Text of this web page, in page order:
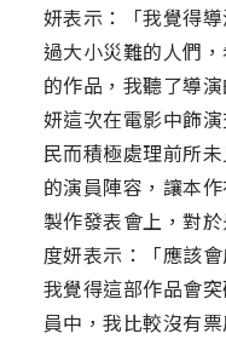
妍表示：「我覺得
過大小災難的人們
的作品，我聽了導
妍這次在電影中飾
民而積極處理前所
的演員陣容，讓本
製作發表會上，對
度妍表示：「應該
我覺得這部作品會
員中，我比較沒有